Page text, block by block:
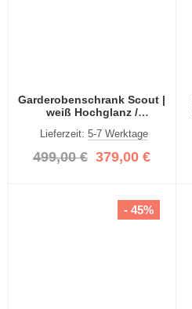
Garderobenschrank Scout |
weiß Hochglanz /
Lieferzeit: 5-7 Werktage
499,00 € 379,00 €
- 45%